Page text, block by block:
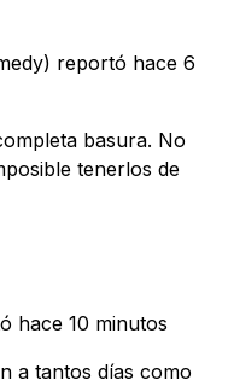
reportó hace 6
basura. No
tenerlos de
hace 10 minutos
a tantos días como